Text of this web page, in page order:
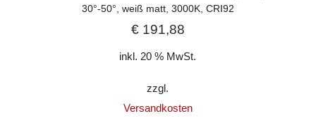
30°-50°, weiß matt, 3000K, CRI92
€191,88
inkl. 20 % MwSt.
zzgl.
Versandkosten